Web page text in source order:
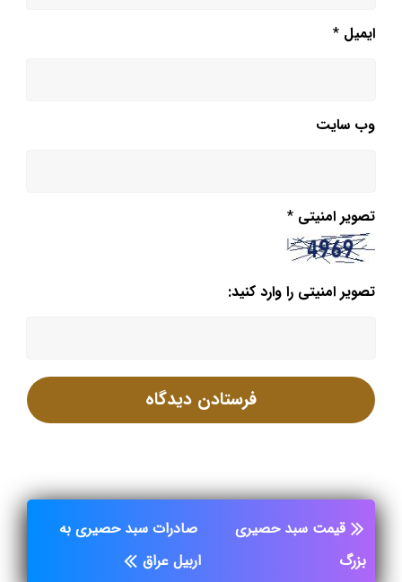
ایمیل *
وب‌ سایت
تصویر امنیتی *
تصویر امنیتی را وارد کنید:
قیمت سبد حصیری
بزرگ
صادرات سبد حصیری به
اربیل عراق